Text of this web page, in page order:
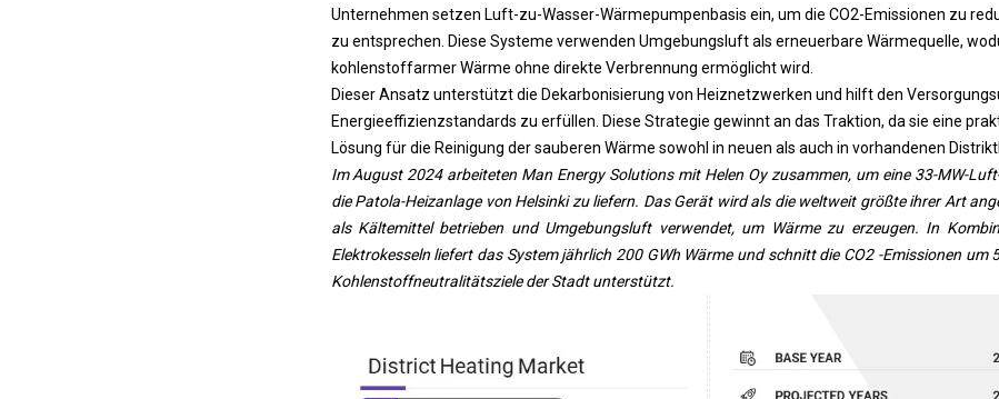
Unternehmen setzen Luft-zu-Wasser-Wärmepumpenbasis ein, um die CO2-Emissionen zu
zu entsprechen. Diese Systeme verwenden Umgebungsluft als erneuerbare Wärmequelle,
kohlenstoffarmer Wärme ohne direkte Verbrennung ermöglicht wird.
Dieser Ansatz unterstützt die Dekarbonisierung von Heiznetzwerken und hilft den
Energieeffizienzstandards zu erfüllen. Diese Strategie gewinnt an das Traktion, da sie eine
Lösung für die Reinigung der sauberen Wärme sowohl in neuen als auch in vorhandenen
Im August 2024 arbeiteten Man Energy Solutions mit Helen Oy zusammen, um eine 33-MW-
die Patola-Heizanlage von Helsinki zu liefern. Das Gerät wird als die weltweit größte ihrer Art
als Kältemittel betrieben und Umgebungsluft verwendet, um Wärme zu erzeugen. In
Elektrokesseln liefert das System jährlich 200 GWh Wärme und schnitt die CO2 -Emissionen um
Kohlenstoffneutralitätsziele der Stadt unterstützt.